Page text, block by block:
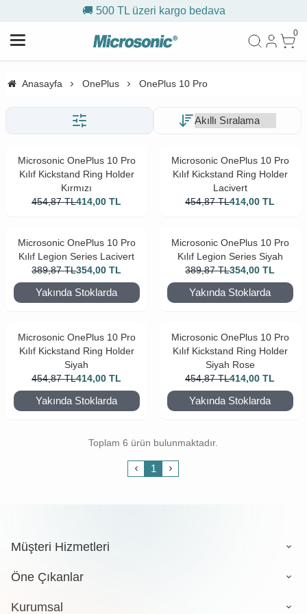
🚚 500 TL üzeri kargo bedava
0
Anasayfa OnePlus OnePlus 10 Pro
Microsonic OnePlus 10 Pro
Kılıf Kickstand Ring Holder
Kırmızı
454,87 TL414,00 TL
Microsonic OnePlus 10 Pro
Kılıf Kickstand Ring Holder
Lacivert
454,87 TL414,00 TL
Microsonic OnePlus 10 Pro
Kılıf Legion Series Lacivert
389,87 TL354,00 TL
Yakında Stoklarda
Microsonic OnePlus 10 Pro
Kılıf Legion Series Siyah
389,87 TL354,00 TL
Yakında Stoklarda
Microsonic OnePlus 10 Pro
Kılıf Kickstand Ring Holder
Siyah
454,87 TL414,00 TL
Yakında Stoklarda
Microsonic OnePlus 10 Pro
Kılıf Kickstand Ring Holder
Siyah Rose
454,87 TL414,00 TL
Yakında Stoklarda
Toplam 6 ürün bulunmaktadır.
1
Müşteri Hizmetleri
Öne Çıkanlar
Kurumsal